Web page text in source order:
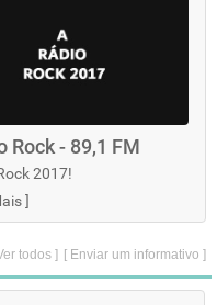
Rock - 89,1 FM
2017!
]
[ Enviar um informativo ]
todos ]